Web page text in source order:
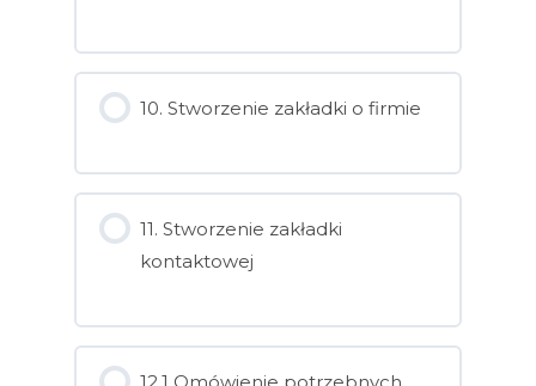
10. Stworzenie zakładki o firmie
11. Stworzenie zakładki
kontaktowej
12.1 Omówienie potrzebnych